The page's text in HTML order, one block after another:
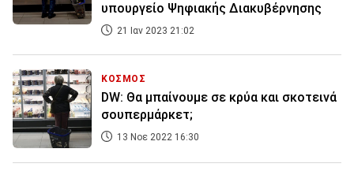
υπουργείο Ψηφιακής Διακυβέρνησης
21 Ιαν 2023 21:02
ΚΟΣΜΟΣ
DW: Θα μπαίνουμε σε κρύα και σκοτεινά
σουπερμάρκετ;
13 Νοε 2022 16:30